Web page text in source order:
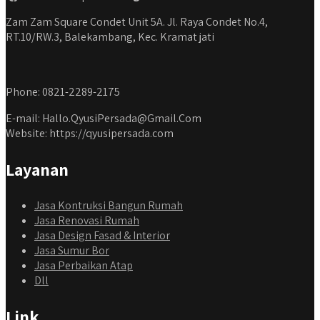
Zam Zam Square Condet Unit 5A. Jl. Raya Condet No.4,
RT.10/RW.3, Balekambang, Kec. Kramat jati
Phone: 0821-2289-2175
E-mail: Hallo.QyusiPersada@Gmail.Com
Website: https://qyusipersada.com
Layanan
Jasa Kontruksi Bangun Rumah
Jasa Renovasi Rumah
Jasa Design Fasad & Interior
Jasa Sumur Bor
Jasa Perbaikan Atap
Dll